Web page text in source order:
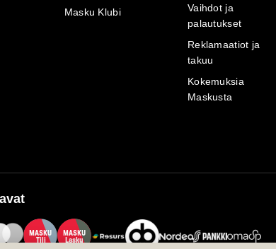
Masku Klubi
Vaihdot ja
palautukset
Reklamaatiot ja
takuu
Kokemuksia
Maskusta
MASKU
Tili
MASKU
Lasku